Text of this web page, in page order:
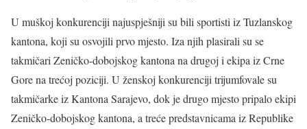
U muškoj konkurenciji najuspješniji su bili sportisti iz Tuzlanskog
kantona, koji su osvojili prvo mjesto. Iza njih plasirali su se
takmičari Zeničko-dobojskog kantona na drugoj i ekipa iz Crne
Gore na trećoj poziciji. U ženskoj konkurenciji trijumfovale su
takmičarke iz Kantona Sarajevo, dok je drugo mjesto pripalo ekipi
Zeničko-dobojskog kantona, a treće predstavnicama iz Republike